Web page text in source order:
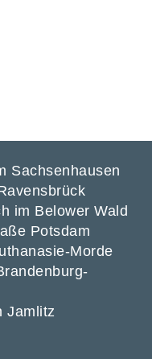
Sachsenhausen
im Belower Wald
Potsdam
Morde
Jamlitz